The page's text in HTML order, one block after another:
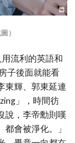
）
流利的英語和
子後面就能看
東輝、郭東延連
」，時間彷
說，李帝勳則嘆
會被淨化。」